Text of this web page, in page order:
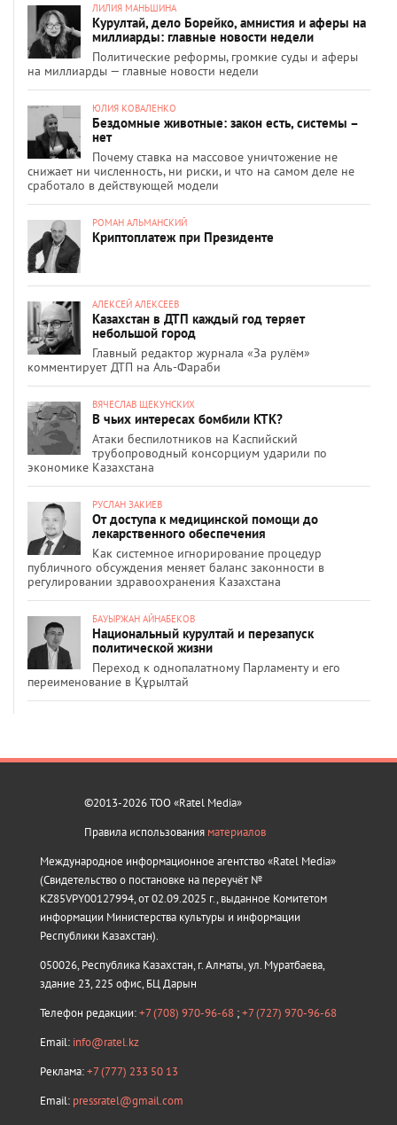
ЛИЛИЯ МАНЬШИНА
Курултай, дело Борейко, амнистия и аферы на
миллиарды: главные новости недели
Политические реформы, громкие суды и аферы
на миллиарды — главные новости недели
ЮЛИЯ КОВАЛЕНКО
Бездомные животные: закон есть, системы –
нет
Почему ставка на массовое уничтожение не
снижает ни численность, ни риски, и что на самом деле не
сработало в действующей модели
РОМАН АЛЬМАНСКИЙ
Криптоплатеж при Президенте
АЛЕКСЕЙ АЛЕКСЕЕВ
Казахстан в ДТП каждый год теряет
небольшой город
Главный редактор журнала «За рулём»
комментирует ДТП на Аль-Фараби
ВЯЧЕСЛАВ ЩЕКУНСКИХ
В чьих интересах бомбили КТК?
Атаки беспилотников на Каспийский
трубопроводный консорциум ударили по
экономике Казахстана
РУСЛАН ЗАКИЕВ
От доступа к медицинской помощи до
лекарственного обеспечения
Как системное игнорирование процедур
публичного обсуждения меняет баланс законности в
регулировании здравоохранения Казахстана
БАУЫРЖАН АЙНАБЕКОВ
Национальный курултай и перезапуск
политической жизни
Переход к однопалатному Парламенту и его
переименование в Құрылтай
©2013-2026 ТОО «Ratel Media»
Правила использования материалов
Международное информационное агентство «Ratel Media»
(Свидетельство о постановке на переучёт №
KZ85VPY00127994, от 02.09.2025 г., выданное Комитетом
информации Министерства культуры и информации
Республики Казахстан).
050026, Республика Казахстан, г. Алматы, ул. Муратбаева,
здание 23, 225 офис, БЦ Дарын
Телефон редакции:+7 (708) 970-96-68 ;+7 (727) 970-96-68
Email: info@ratel.kz
Реклама:+7 (777) 233 50 13
Email: pressratel@gmail.com